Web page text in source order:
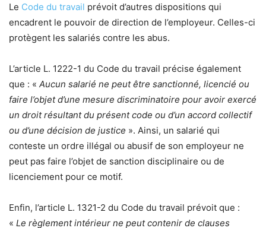
Le Code du travail prévoit d’autres dispositions qui
encadrent le pouvoir de direction de l’employeur. Celles-ci
protègent les salariés contre les abus.
L’article L. 1222-1 du Code du travail précise également
que : « Aucun salarié ne peut être sanctionné, licencié ou
faire l’objet d’une mesure discriminatoire pour avoir exercé
un droit résultant du présent code ou d’un accord collectif
ou d’une décision de justice ». Ainsi, un salarié qui
conteste un ordre illégal ou abusif de son employeur ne
peut pas faire l’objet de sanction disciplinaire ou de
licenciement pour ce motif.
Enfin, l’article L. 1321-2 du Code du travail prévoit que :
« Le règlement intérieur ne peut contenir de clauses